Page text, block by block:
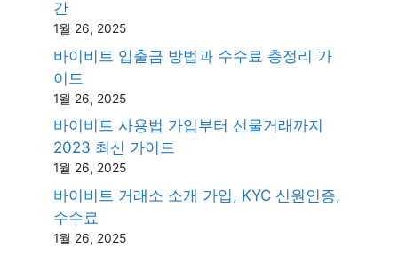
간
1월 26, 2025
바이비트 입출금 방법과 수수료 총정리 가
이드
1월 26, 2025
바이비트 사용법 가입부터 선물거래까지
2023 최신 가이드
1월 26, 2025
바이비트 거래소 소개 가입, KYC 신원인증,
수수료
1월 26, 2025